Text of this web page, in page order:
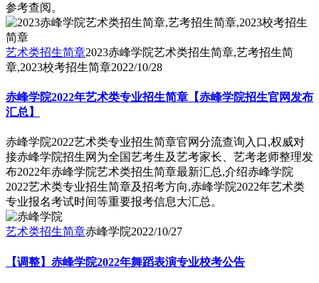
参考查阅。
艺术类招生简章2023赤峰学院艺术类招生简章,艺考招生简
章,2023校考招生简章2022/10/28
赤峰学院2022年艺术类专业招生简章【赤峰学院招生官网发布
汇总】
赤峰学院2022艺术类专业招生简章官网分流查询入口,权威对
接赤峰学院招生网为全国艺考生及艺考家长、艺考老师整理发
布2022年赤峰学院艺术类招生简章最新汇总,介绍赤峰学院
2022艺术类专业招生简章及招考方向,赤峰学院2022年艺术类
专业报名考试时间等重要报考信息大汇总。
艺术类招生简章赤峰学院2022/10/27
【调整】赤峰学院2022年舞蹈表演专业校考公告